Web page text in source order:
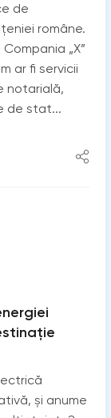
de
române.
„X”
ar fi servicii
notarială,
de stat...
și anume